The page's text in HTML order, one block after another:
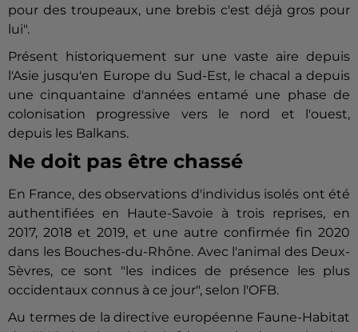
pour des troupeaux, une brebis c'est déjà gros pour
lui".
Présent historiquement sur une vaste aire depuis
l'Asie jusqu'en Europe du Sud-Est, le chacal a depuis
une cinquantaine d'années entamé une phase de
colonisation progressive vers le nord et l'ouest,
depuis les Balkans.
Ne doit pas être chassé
En France, des observations d'individus isolés ont été
authentifiées en Haute-Savoie à trois reprises, en
2017, 2018 et 2019, et une autre confirmée fin 2020
dans les Bouches-du-Rhône. Avec l'animal des Deux-
Sèvres, ce sont "les indices de présence les plus
occidentaux connus à ce jour", selon l'OFB.
Au termes de la directive européenne Faune-Habitat